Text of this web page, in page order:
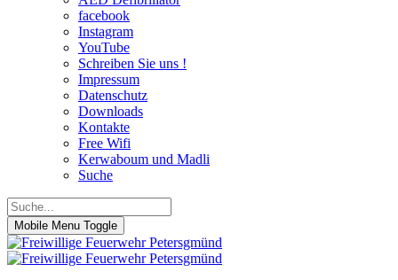
facebook
Instagram
YouTube
Schreiben Sie uns !
Impressum
Datenschutz
Downloads
Kontakte
Free Wifi
Kerwaboum und Madli
Suche
Mobile Menu Toggle